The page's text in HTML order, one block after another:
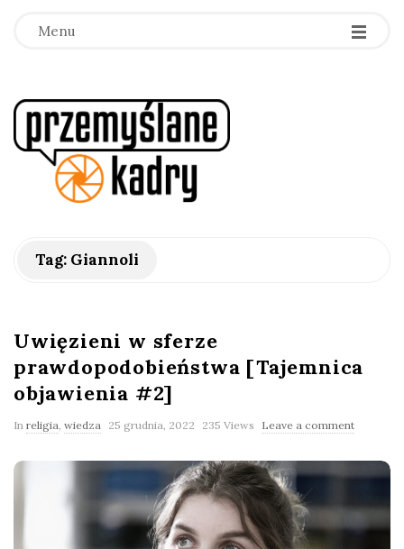
Menu
p
y
ś
l
a
n
Tag: Giannoli
Uwięzieni w sferze
prawdopodobieństwa [Tajemnica
objawienia #2]
In religia wiedza 25 grudnia, 2022 235 Views Leave a comment